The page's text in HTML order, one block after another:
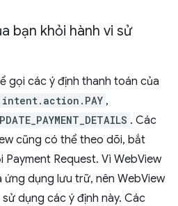
bạn khỏi hành vi sử
gọi các ý định thanh toán của
,
. Các
cũng có thể theo dõi, bắt
Request. Vì WebView
dụng lưu trữ, nên WebView
dụng các ý định này. Các